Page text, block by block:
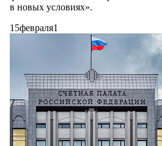
в новых условиях».
15февраля1